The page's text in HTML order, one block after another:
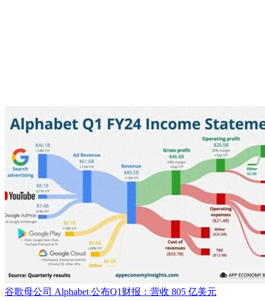
谷歌母公司 Alphabet 公布Q1财报：营收 805 亿美元